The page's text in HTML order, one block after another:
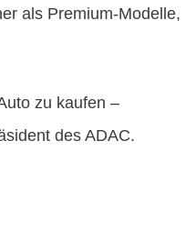
als Premium-Modelle,
zu kaufen –
des ADAC.